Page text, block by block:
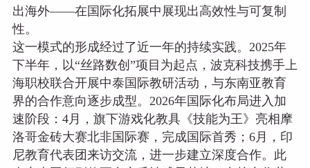
出海外——在国际化拓展中展现出高效性与可复制
性。
这一模式的形成经过了近一年的持续实践。2025年
下半年，以“丝路数创”项目为起点，波克科技携手上
海职校联合开展中泰国际教研活动，与东南亚教育
界的合作意向逐步成型。2026年国际化布局进入加
速阶段：4月，旗下游戏化教具《技能为王》亮相摩
洛哥金砖大赛北非国际赛，完成国际首秀；6月，印
尼教育代表团来访交流，进一步建立深度合作。此